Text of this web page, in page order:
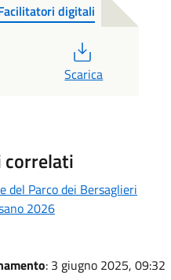
digitali
Scarica
correlati
del Parco dei Bersaglieri
2026
: 3 giugno 2025, 09:32